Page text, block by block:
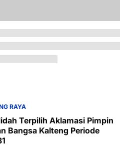
RAYA
Terpilih Aklamasi Pimpin
Bangsa Kalteng Periode